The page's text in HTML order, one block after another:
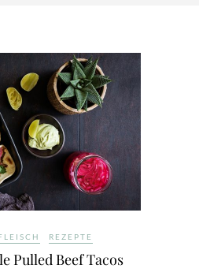
REZEPTE
Pulled Beef Tacos